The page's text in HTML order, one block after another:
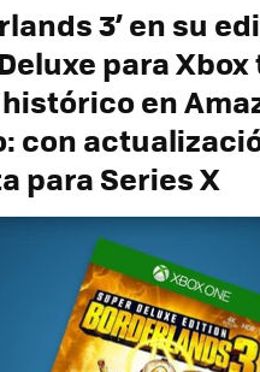
3’ en su
para
en
con
para Series X